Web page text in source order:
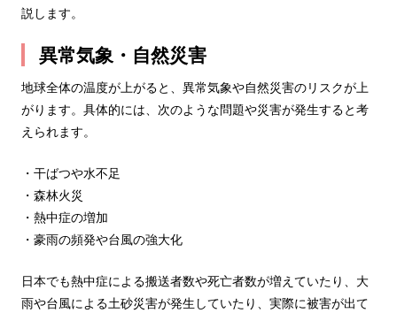
説します。
異常気象・自然災害
地球全体の温度が上がると、異常気象や自然災害のリスクが上
がります。具体的には、次のような問題や災害が発生すると考
えられます。
・干ばつや水不足
・森林火災
・熱中症の増加
・豪雨の頻発や台風の強大化
日本でも熱中症による搬送者数や死亡者数が増えていたり、大
雨や台風による土砂災害が発生していたり、実際に被害が出て